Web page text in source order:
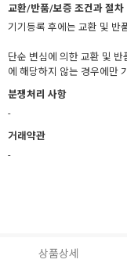
교환/반품/보증 조건과 절차
기기등록 후에는 교환 및 반
단순 변심에 의한 교환 및
에 해당하지 않는 경우에만
분쟁처리 사항
-
거래약관
-
상품상세